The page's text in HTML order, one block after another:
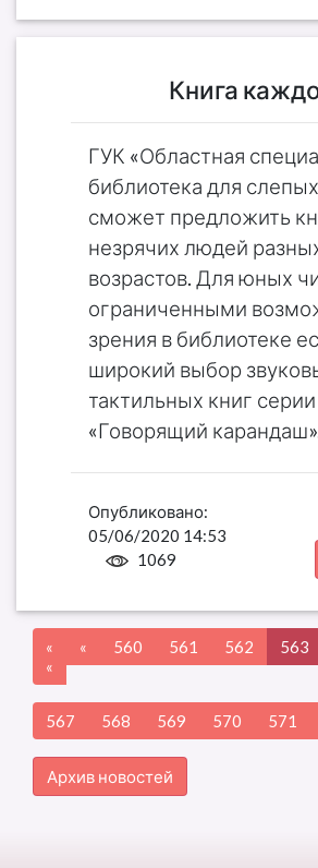
Книга
ГУК «Областная
библиотека для
сможет предложить
незрячих людей
возрастов. Для юных
ограниченными
зрения в библиотеке
широкий выбор
тактильных книг серии
«Говорящий
Опубликовано:
05/06/2020 14:53
1069
«
«
« 560 561 562 563
567 568 569 570 571
Архив новостей